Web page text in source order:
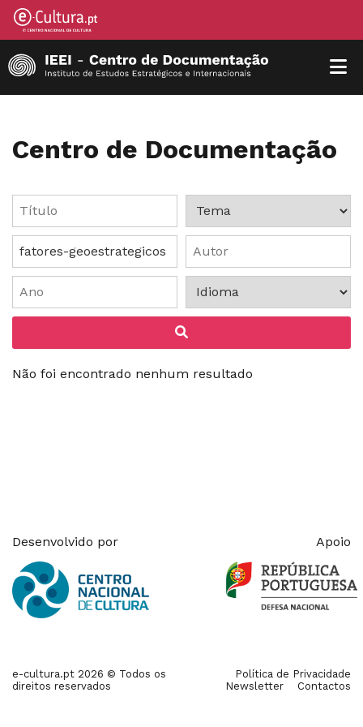
Centro de Documentação
Não foi encontrado nenhum resultado
Desenvolvido por Apoio
e-cultura.pt 2026 © Todos os
direitos reservados
Política de Privacidade
Newsletter
Contactos